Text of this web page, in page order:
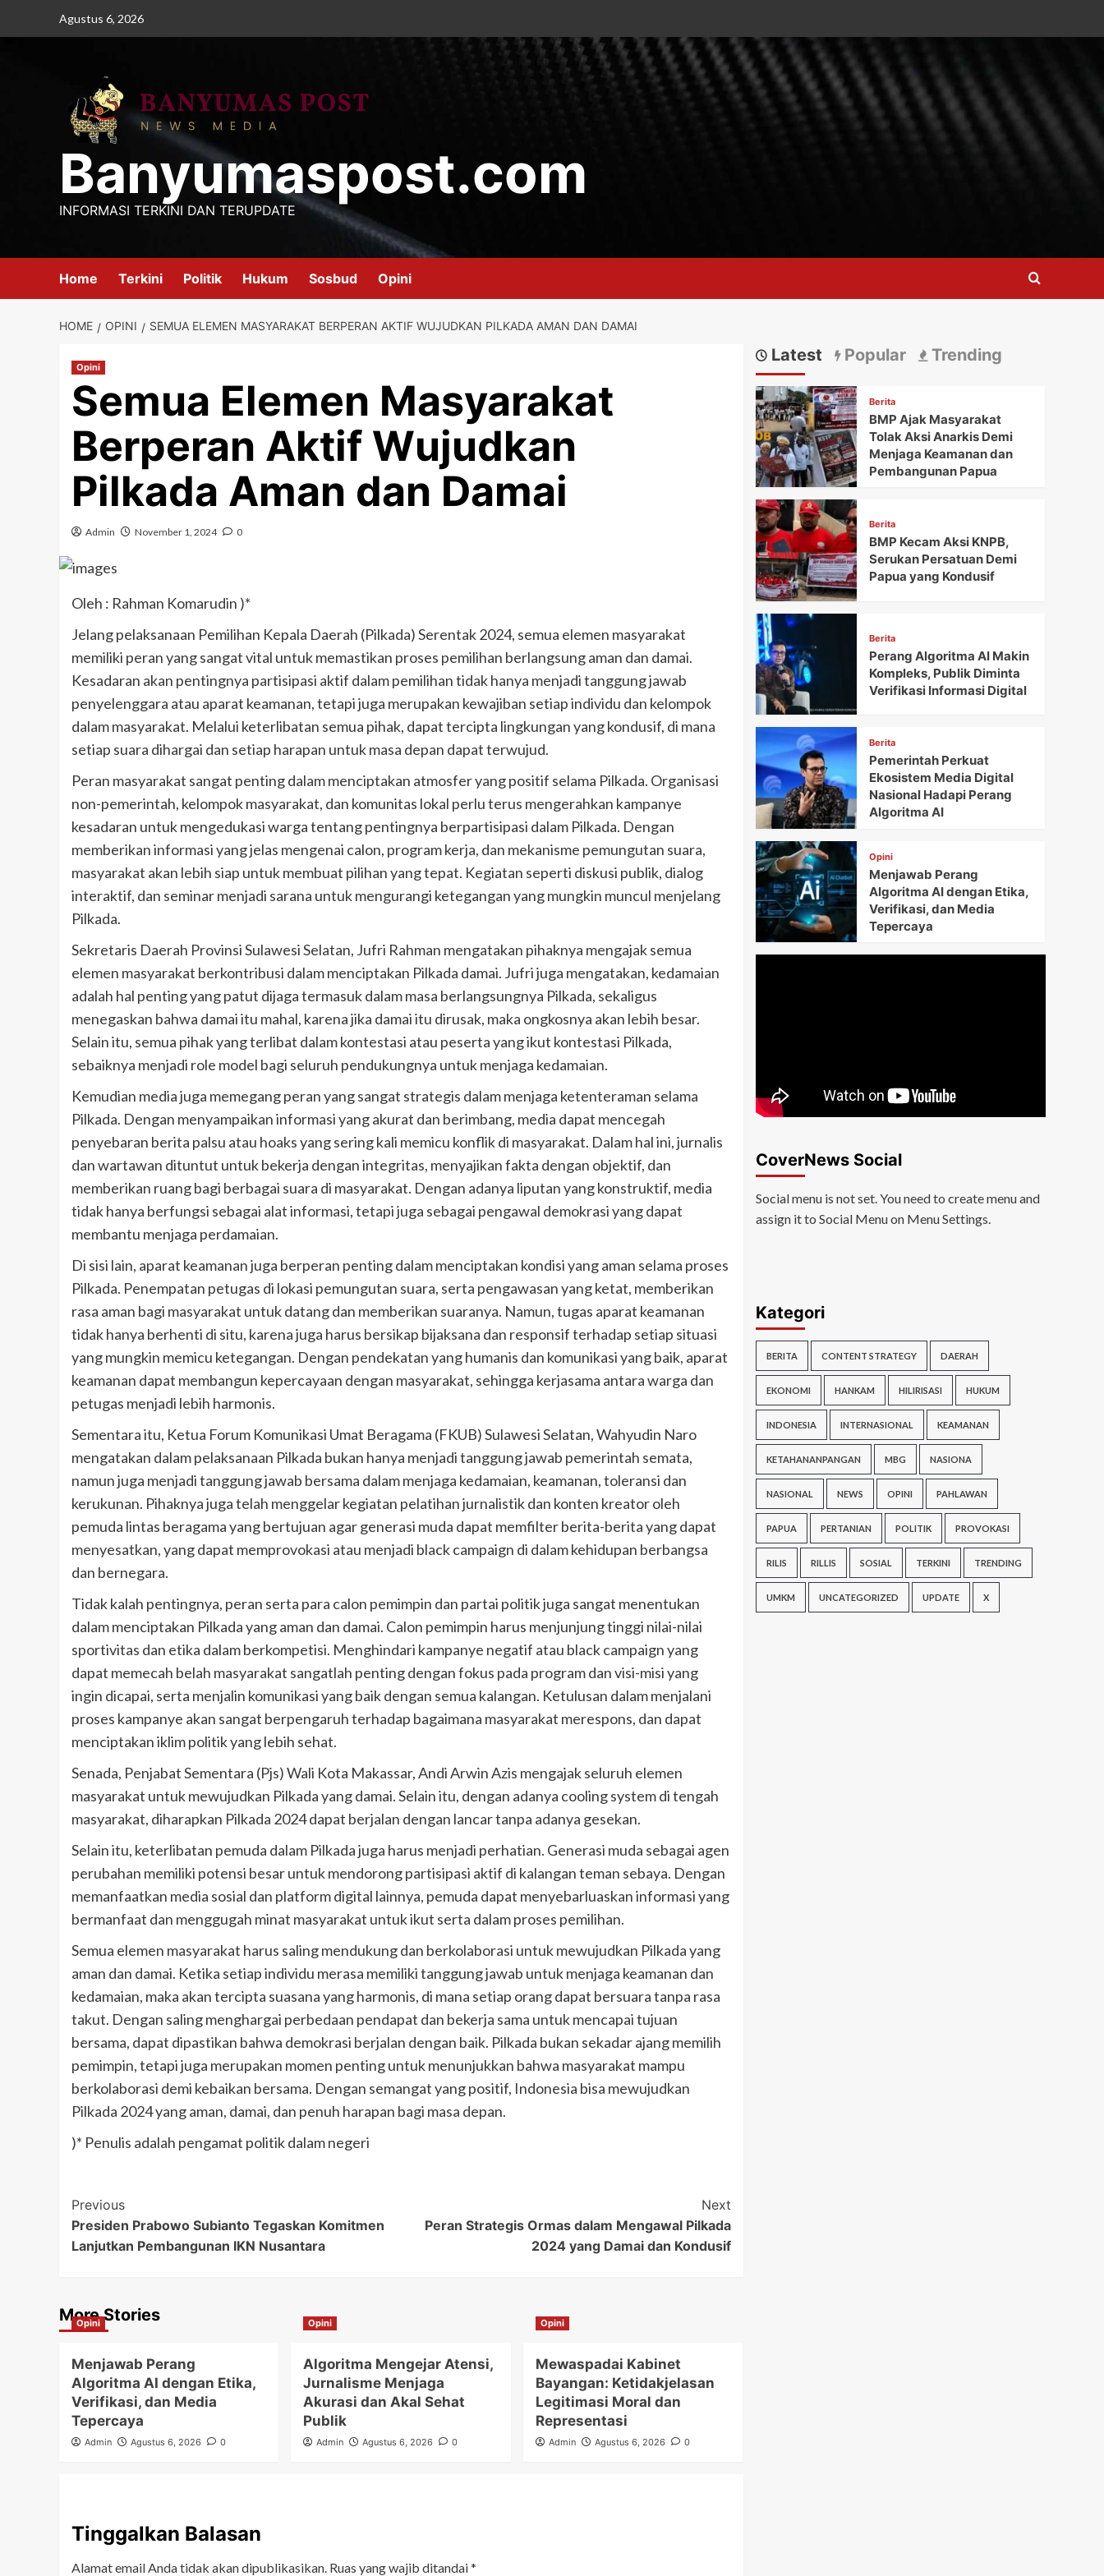
Agustus 6, 2026
Banyumaspost.com
INFORMASI TERKINI DAN TERUPDATE
Home Terkini Politik Hukum Sosbud Opini
HOME OPINI SEMUA ELEMEN MASYARAKAT BERPERAN AKTIF WUJUDKAN PILKADA AMAN DAN DAMAI
Opini
Semua Elemen Masyarakat
Berperan Aktif Wujudkan
Pilkada Aman dan Damai
Admin November 1, 2024 0
Oleh : Rahman Komarudin )*
Jelang pelaksanaan Pemilihan Kepala Daerah (Pilkada) Serentak 2024, semua elemen masyarakat
memiliki peran yang sangat vital untuk memastikan proses pemilihan berlangsung aman dan damai.
Kesadaran akan pentingnya partisipasi aktif dalam pemilihan tidak hanya menjadi tanggung jawab
penyelenggara atau aparat keamanan, tetapi juga merupakan kewajiban setiap individu dan kelompok
dalam masyarakat. Melalui keterlibatan semua pihak, dapat tercipta lingkungan yang kondusif, di mana
setiap suara dihargai dan setiap harapan untuk masa depan dapat terwujud.
Peran masyarakat sangat penting dalam menciptakan atmosfer yang positif selama Pilkada. Organisasi
non-pemerintah, kelompok masyarakat, dan komunitas lokal perlu terus mengerahkan kampanye
kesadaran untuk mengedukasi warga tentang pentingnya berpartisipasi dalam Pilkada. Dengan
memberikan informasi yang jelas mengenai calon, program kerja, dan mekanisme pemungutan suara,
masyarakat akan lebih siap untuk membuat pilihan yang tepat. Kegiatan seperti diskusi publik, dialog
interaktif, dan seminar menjadi sarana untuk mengurangi ketegangan yang mungkin muncul menjelang
Pilkada.
Sekretaris Daerah Provinsi Sulawesi Selatan, Jufri Rahman mengatakan pihaknya mengajak semua
elemen masyarakat berkontribusi dalam menciptakan Pilkada damai. Jufri juga mengatakan, kedamaian
adalah hal penting yang patut dijaga termasuk dalam masa berlangsungnya Pilkada, sekaligus
menegaskan bahwa damai itu mahal, karena jika damai itu dirusak, maka ongkosnya akan lebih besar.
Selain itu, semua pihak yang terlibat dalam kontestasi atau peserta yang ikut kontestasi Pilkada,
sebaiknya menjadi role model bagi seluruh pendukungnya untuk menjaga kedamaian.
Kemudian media juga memegang peran yang sangat strategis dalam menjaga ketenteraman selama
Pilkada. Dengan menyampaikan informasi yang akurat dan berimbang, media dapat mencegah
penyebaran berita palsu atau hoaks yang sering kali memicu konflik di masyarakat. Dalam hal ini, jurnalis
dan wartawan dituntut untuk bekerja dengan integritas, menyajikan fakta dengan objektif, dan
memberikan ruang bagi berbagai suara di masyarakat. Dengan adanya liputan yang konstruktif, media
tidak hanya berfungsi sebagai alat informasi, tetapi juga sebagai pengawal demokrasi yang dapat
membantu menjaga perdamaian.
Di sisi lain, aparat keamanan juga berperan penting dalam menciptakan kondisi yang aman selama proses
Pilkada. Penempatan petugas di lokasi pemungutan suara, serta pengawasan yang ketat, memberikan
rasa aman bagi masyarakat untuk datang dan memberikan suaranya. Namun, tugas aparat keamanan
tidak hanya berhenti di situ, karena juga harus bersikap bijaksana dan responsif terhadap setiap situasi
yang mungkin memicu ketegangan. Dengan pendekatan yang humanis dan komunikasi yang baik, aparat
keamanan dapat membangun kepercayaan dengan masyarakat, sehingga kerjasama antara warga dan
petugas menjadi lebih harmonis.
Sementara itu, Ketua Forum Komunikasi Umat Beragama (FKUB) Sulawesi Selatan, Wahyudin Naro
mengatakan dalam pelaksanaan Pilkada bukan hanya menjadi tanggung jawab pemerintah semata,
namun juga menjadi tanggung jawab bersama dalam menjaga kedamaian, keamanan, toleransi dan
kerukunan. Pihaknya juga telah menggelar kegiatan pelatihan jurnalistik dan konten kreator oleh
pemuda lintas beragama yang bertujuan agar generasi muda dapat memfilter berita-berita yang dapat
menyesatkan, yang dapat memprovokasi atau menjadi black campaign di dalam kehidupan berbangsa
dan bernegara.
Tidak kalah pentingnya, peran serta para calon pemimpin dan partai politik juga sangat menentukan
dalam menciptakan Pilkada yang aman dan damai. Calon pemimpin harus menjunjung tinggi nilai-nilai
sportivitas dan etika dalam berkompetisi. Menghindari kampanye negatif atau black campaign yang
dapat memecah belah masyarakat sangatlah penting dengan fokus pada program dan visi-misi yang
ingin dicapai, serta menjalin komunikasi yang baik dengan semua kalangan. Ketulusan dalam menjalani
proses kampanye akan sangat berpengaruh terhadap bagaimana masyarakat merespons, dan dapat
menciptakan iklim politik yang lebih sehat.
Senada, Penjabat Sementara (Pjs) Wali Kota Makassar, Andi Arwin Azis mengajak seluruh elemen
masyarakat untuk mewujudkan Pilkada yang damai. Selain itu, dengan adanya cooling system di tengah
masyarakat, diharapkan Pilkada 2024 dapat berjalan dengan lancar tanpa adanya gesekan.
Selain itu, keterlibatan pemuda dalam Pilkada juga harus menjadi perhatian. Generasi muda sebagai agen
perubahan memiliki potensi besar untuk mendorong partisipasi aktif di kalangan teman sebaya. Dengan
memanfaatkan media sosial dan platform digital lainnya, pemuda dapat menyebarluaskan informasi yang
bermanfaat dan menggugah minat masyarakat untuk ikut serta dalam proses pemilihan.
Semua elemen masyarakat harus saling mendukung dan berkolaborasi untuk mewujudkan Pilkada yang
aman dan damai. Ketika setiap individu merasa memiliki tanggung jawab untuk menjaga keamanan dan
kedamaian, maka akan tercipta suasana yang harmonis, di mana setiap orang dapat bersuara tanpa rasa
takut. Dengan saling menghargai perbedaan pendapat dan bekerja sama untuk mencapai tujuan
bersama, dapat dipastikan bahwa demokrasi berjalan dengan baik. Pilkada bukan sekadar ajang memilih
pemimpin, tetapi juga merupakan momen penting untuk menunjukkan bahwa masyarakat mampu
berkolaborasi demi kebaikan bersama. Dengan semangat yang positif, Indonesia bisa mewujudkan
Pilkada 2024 yang aman, damai, dan penuh harapan bagi masa depan.
)* Penulis adalah pengamat politik dalam negeri
Post
Navigation
Previous
Presiden Prabowo Subianto Tegaskan Komitmen
Lanjutkan Pembangunan IKN Nusantara
Next
Peran Strategis Ormas dalam Mengawal Pilkada
2024 yang Damai dan Kondusif
More Stories
Opini
Menjawab Perang
Algoritma AI dengan Etika,
Verifikasi, dan Media
Tepercaya
Admin Agustus 6, 2026 0
Opini
Algoritma Mengejar Atensi,
Jurnalisme Menjaga
Akurasi dan Akal Sehat
Publik
Admin Agustus 6, 2026 0
Opini
Mewaspadai Kabinet
Bayangan: Ketidakjelasan
Legitimasi Moral dan
Representasi
Admin Agustus 6, 2026 0
Tinggalkan Balasan
Alamat email Anda tidak akan dipublikasikan. Ruas yang wajib ditandai*
Latest Popular Trending
Berita
BMP Ajak Masyarakat
Tolak Aksi Anarkis Demi
Menjaga Keamanan dan
Pembangunan Papua
Berita
BMP Kecam Aksi KNPB,
Serukan Persatuan Demi
Papua yang Kondusif
Berita
Perang Algoritma AI Makin
Kompleks, Publik Diminta
Verifikasi Informasi Digital
Berita
Pemerintah Perkuat
Ekosistem Media Digital
Nasional Hadapi Perang
Algoritma AI
Opini
Menjawab Perang
Algoritma AI dengan Etika,
Verifikasi, dan Media
Tepercaya
CoverNews Social
Social menu is not set. You need to create menu and
assign it to Social Menu on Menu Settings.
Kategori
BERITA CONTENT STRATEGY DAERAH
EKONOMI HANKAM HILIRISASI HUKUM
INDONESIA INTERNASIONAL KEAMANAN
KETAHANANPANGAN MBG NASIONA
NASIONAL NEWS OPINI PAHLAWAN
PAPUA PERTANIAN POLITIK PROVOKASI
RILIS RILLIS SOSIAL TERKINI TRENDING
UMKM UNCATEGORIZED UPDATE X